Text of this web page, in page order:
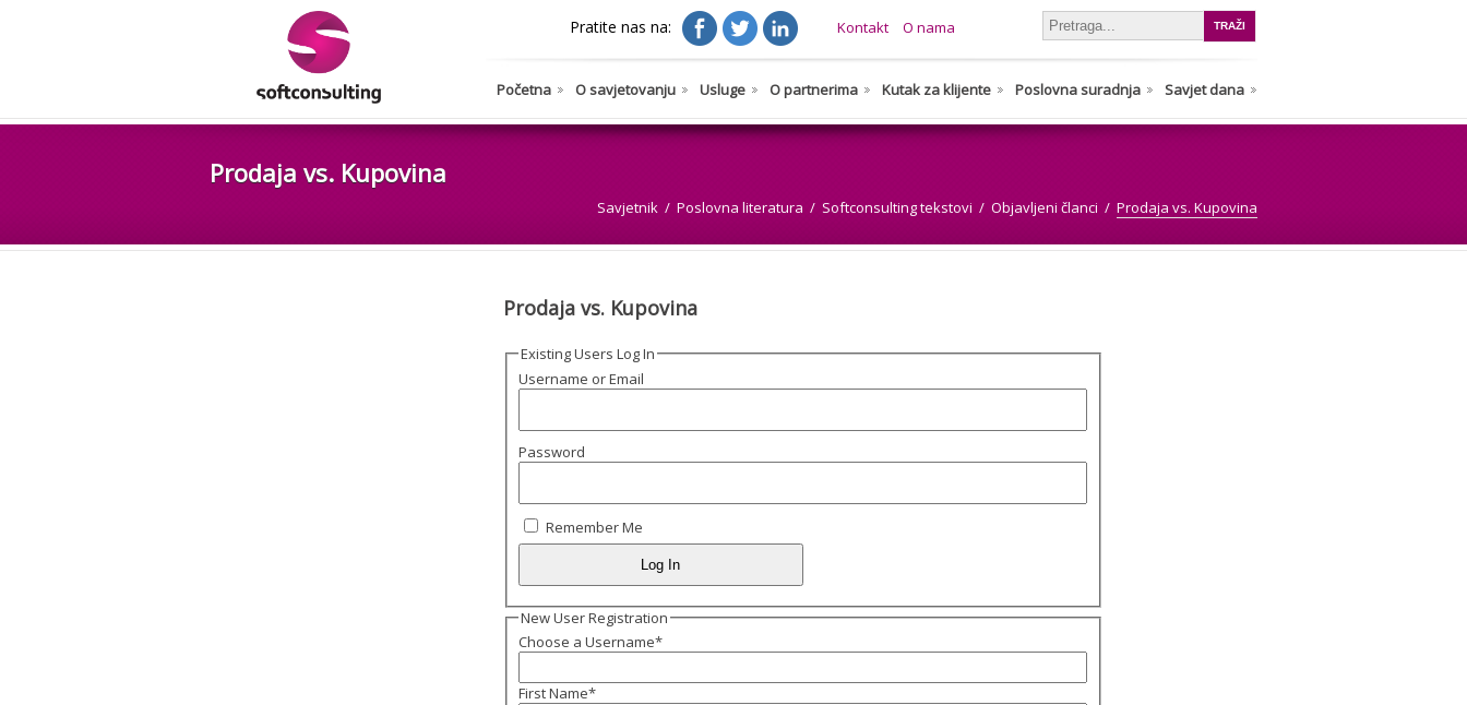
Pratite nas na: Kontakt O nama
Početna O savjetovanju Usluge O partnerima Kutak za klijente Poslovna suradnja Savjet dana
Prodaja vs. Kupovina
Savjetnik Poslovna literatura Softconsulting tekstovi Objavljeni članci Prodaja vs. Kupovina
Prodaja vs. Kupovina
Existing Users Log In
Username or Email
Password
Remember Me
New User Registration
Choose a Username*
First Name*